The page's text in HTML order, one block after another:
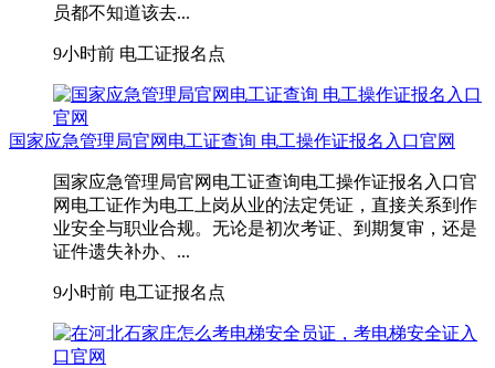
员都不知道该去...
9小时前 电工证报名点
国家应急管理局官网电工证查询 电工操作证报名入口官网
国家应急管理局官网电工证查询电工操作证报名入口官
网电工证作为电工上岗从业的法定凭证，直接关系到作
业安全与职业合规。无论是初次考证、到期复审，还是
证件遗失补办、...
9小时前 电工证报名点